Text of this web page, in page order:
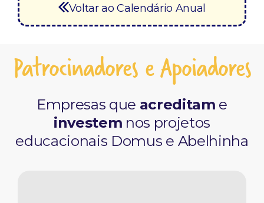
Voltar ao Calendário Anual
Patrocinadores e Apoiadores
Empresas que acreditam e
investem nos projetos
educacionais Domus e Abelhinha